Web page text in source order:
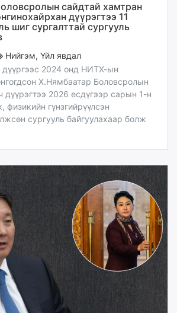
сайдтай хамтран
дүүрэгтээ 11
шиг сургалттай сургууль
Нийгэм,Үйл явдал
дүүргээс 2024 онд НИТХ-ын
Х.Нямбаатар Боловсролын
дүүрэгтээ 2026 есдүгээр сарын 1-н
физикийн гүнзгийрүүлсэн
сургууль байгуулахаар болж